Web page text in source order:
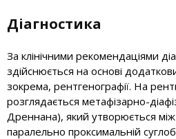
Діагностика
За клінічними рекомендаціями
здійснюється на основі
зокрема, рентгенографії. На
розглядається метафізарно-
Дреннана), який утворюється
паралельно проксимальній